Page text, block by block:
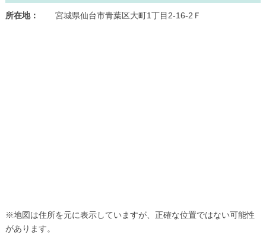
所在地： 宮城県仙台市青葉区大町1丁目2-16-2Ｆ
※地図は住所を元に表示していますが、正確な位置ではない可能性
があります。